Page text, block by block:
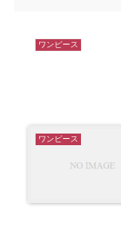
ワンピース
ワンピース